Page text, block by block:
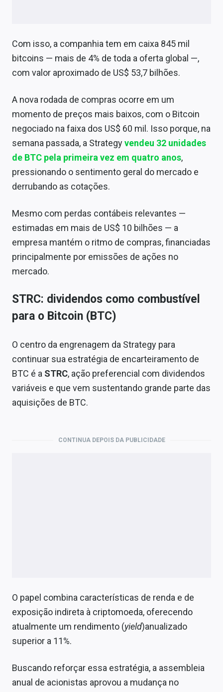
Contato
Com isso, a companhia tem em caixa 845 mil
bitcoins — mais de 4% de toda a oferta global —,
com valor aproximado de US$ 53,7 bilhões.
A nova rodada de compras ocorre em um
momento de preços mais baixos, com o Bitcoin
negociado na faixa dos US$ 60 mil. Isso porque, na
semana passada, a Strategyvendeu 32 unidades
de BTC pela primeira vez em quatro anos,
pressionando o sentimento geral do mercado e
derrubando as cotações.
Mesmo com perdas contábeis relevantes —
estimadas em mais de US$ 10 bilhões — a
empresa mantém o ritmo de compras, financiadas
principalmente por emissões de ações no
mercado.
STRC: dividendos como combustível
para o Bitcoin (BTC)
O centro da engrenagem da Strategy para
continuar sua estratégia de encarteiramento de
BTC é a STRC, ação preferencial com dividendos
variáveis e que vem sustentando grande parte das
aquisições de BTC.
CONTINUA DEPOIS DA PUBLICIDADE
O papel combina características de renda e de
exposição indireta à criptomoeda, oferecendo
atualmente um rendimento (yield)anualizado
superior a 11%.
Buscando reforçar essa estratégia, a assembleia
anual de acionistas aprovou a mudança no